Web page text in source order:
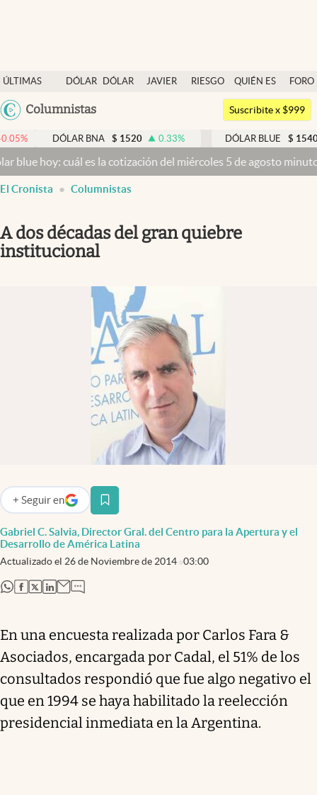
ÚLTIMAS
NOTICIAS
DÓLAR
DÓLAR
JAVIER
RIESGO
QUIÉN ES
QUIÉN
FORO
Argentina
México
Columnistas
Dólar
Members
Economía y Política
Finanzas y Mercados
Mercados Online
Columnistas
Infotechnology
Mediakit
abre en nueva pestaña
Suscribite x $999
DÓLAR BNA $ 1520 0.33% DÓLAR BLUE $ 1540 -
cuál es la cotización del miércoles 5 de agosto minuto a minuto
El Cronista Columnistas
A dos décadas del gran quiebre
institucional
Gabriel C. Salvia, Director Gral. del Centro para la Apertura y el
Desarrollo de América Latina
Actualizado el 26 de Noviembre de 2014 03:00
+ Seguir en
abre en nueva pestaña
abre en nueva pestaña
abre en nueva pestaña
abre en nueva pestaña
abre en nueva pestaña
En una encuesta realizada por Carlos Fara &
Asociados, encargada por Cadal, el 51% de los
consultados respondió que fue algo negativo el
que en 1994 se haya habilitado la reelección
presidencial inmediata en la Argentina.